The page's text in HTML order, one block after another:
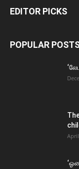
EDITOR PICKS
POPULAR